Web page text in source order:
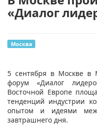
«Диалог
Москва
​5 сентября в Москве в
форум «Диалог
Восточной Европе
тенденций индустрии
опытом и идеями
завтрашнего дня.